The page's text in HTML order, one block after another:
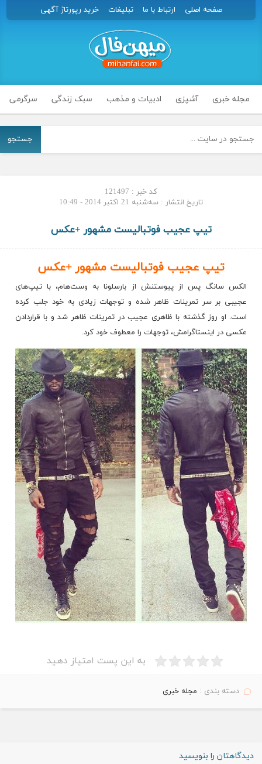
صفحه اصلی ارتباط با ما تبلیغات خرید رپورتاژ آگهی
مجله خبری آشپزی ادبیات و مذهب سبک زندگی سرگرمی
جستجو
کد خبر : 121497
تاریخ انتشار : سه‌شنبه 21 اکتبر 2014 - 10:49
تيپ عجيب فوتبالیست مشهور +عکس
تيپ عجيب فوتبالیست مشهور +عکس
الکس سانگ پس از پیوستنش از بارسلونا به وست‌هام، با تیپ‌های
عجیبی بر سر تمرینات ظاهر شده و توجهات زیادی به خود جلب کرده
است. او روز گذشته با ظاهری عجیب در تمرینات ظاهر شد و با قراردادن
عکسی در اینستاگرامش، توجهات را معطوف خود کرد.
به این پست امتیاز دهید
دسته بندی : مجله خبری
دیدگاهتان را بنویسید